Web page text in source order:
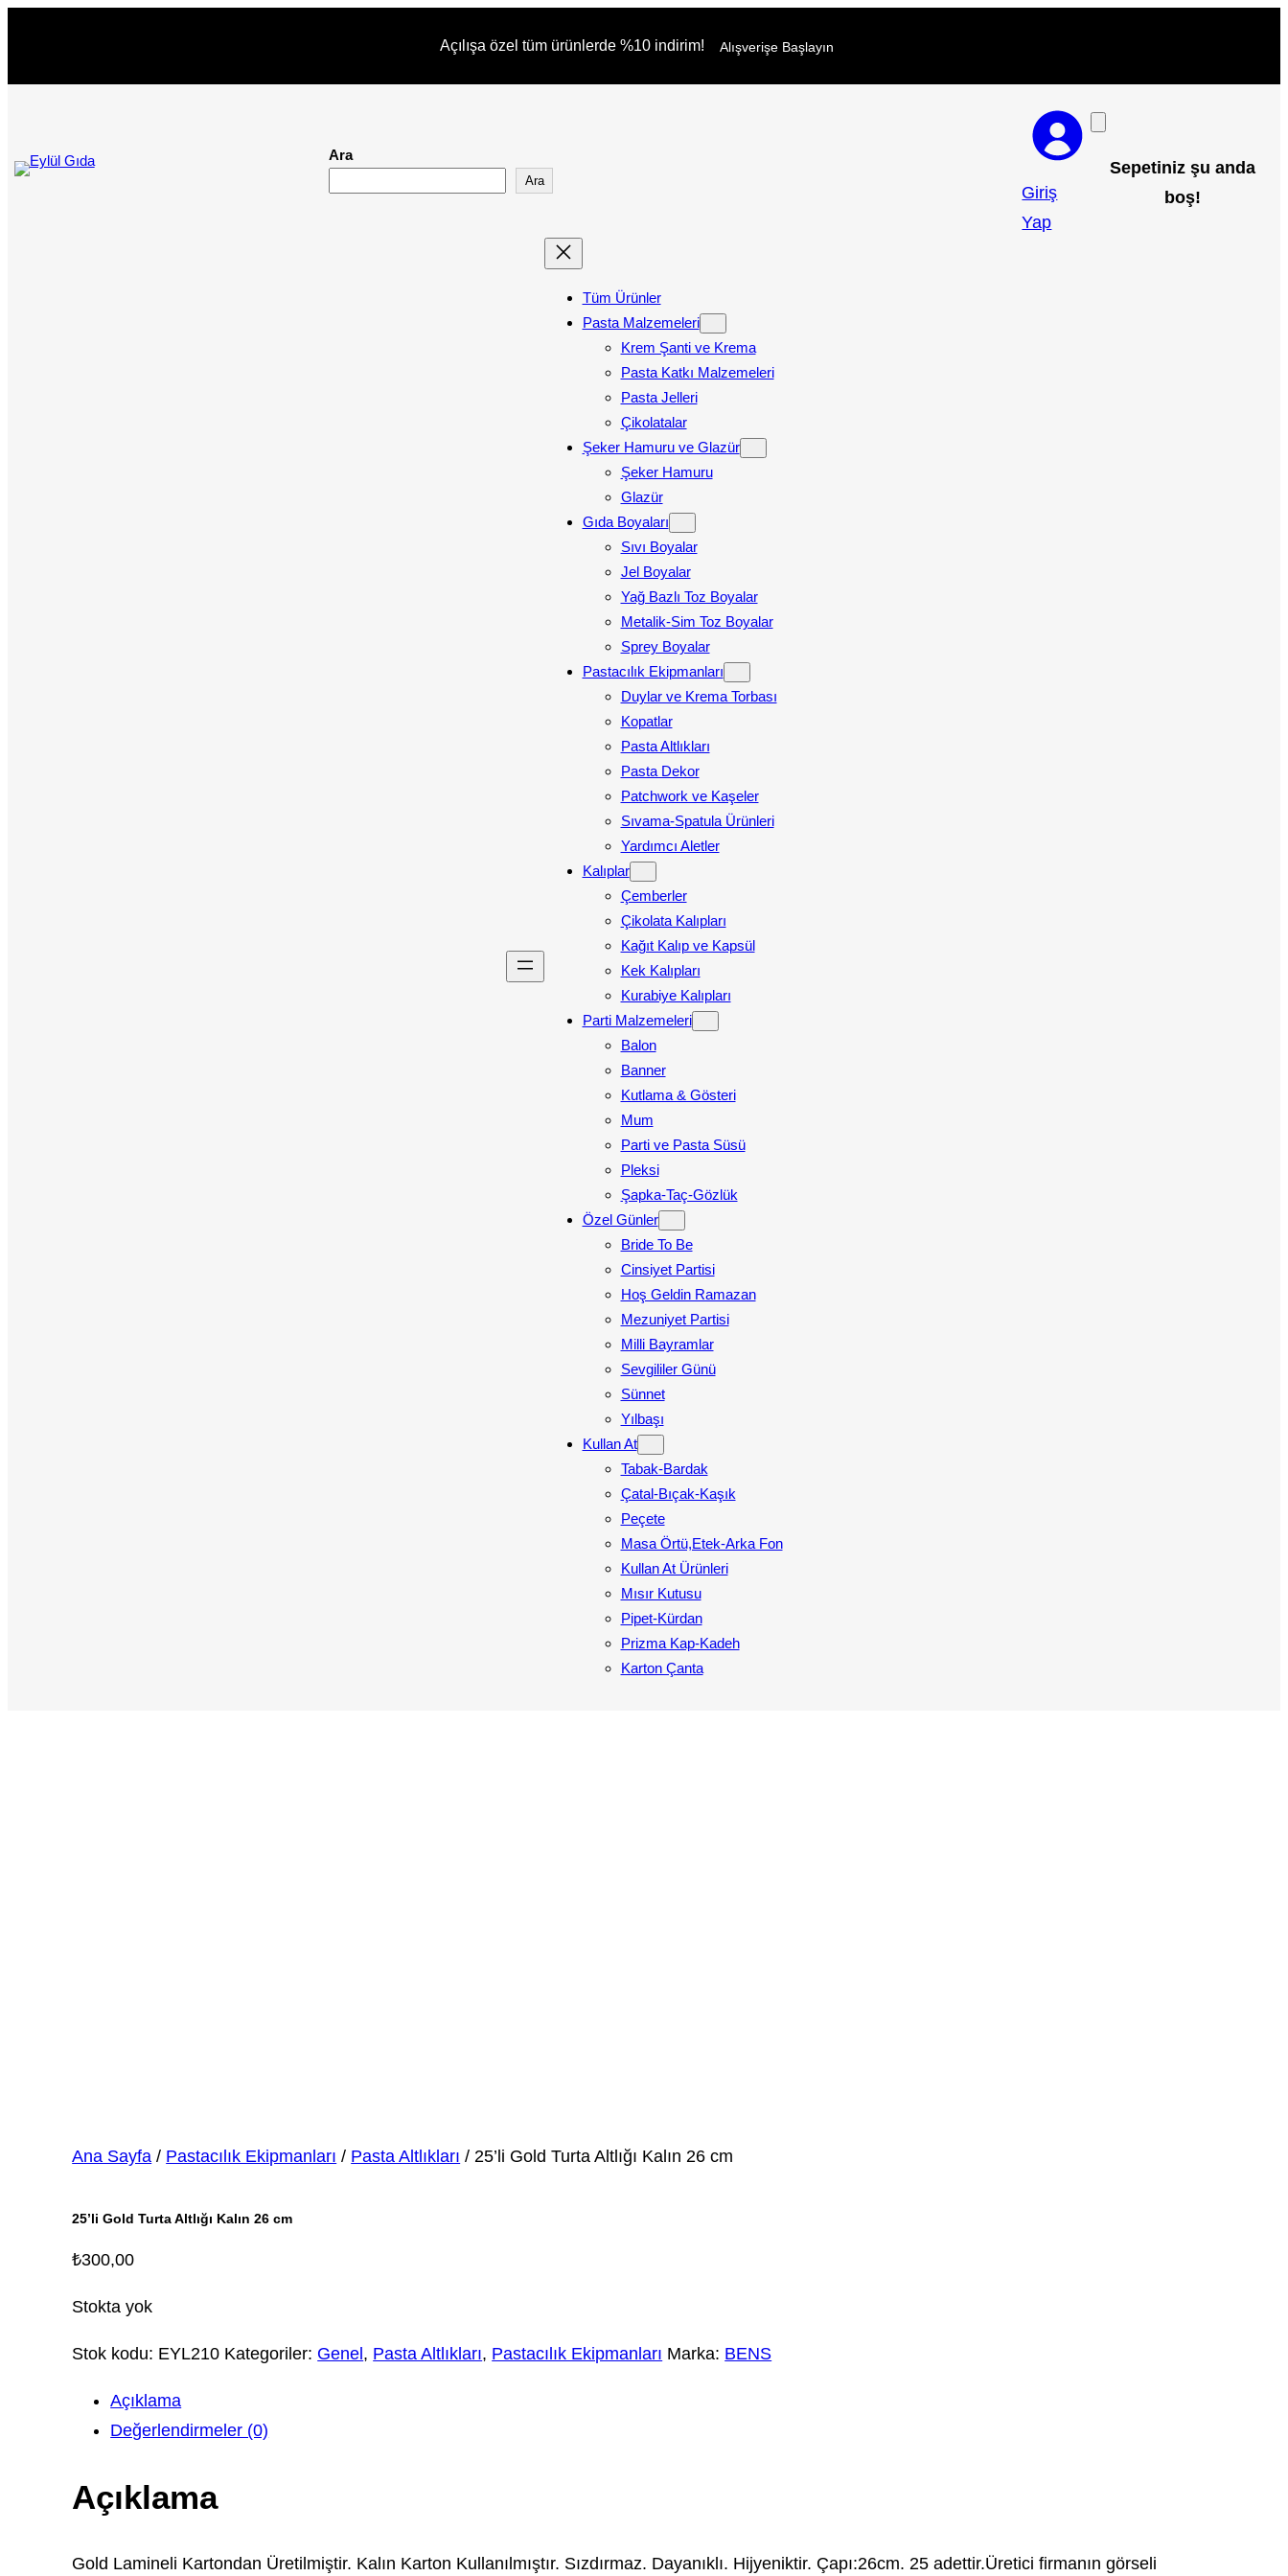
Açılışa özel tüm ürünlerde %10 indirim! Alışverişe Başlayın
Ara
Ara
Giriş
Yap
Sepetiniz şu anda
boş!
Tüm Ürünler
Pasta Malzemeleri
Krem Şanti ve Krema
Pasta Katkı Malzemeleri
Pasta Jelleri
Çikolatalar
Şeker Hamuru ve Glazür
Şeker Hamuru
Glazür
Gıda Boyaları
Sıvı Boyalar
Jel Boyalar
Yağ Bazlı Toz Boyalar
Metalik-Sim Toz Boyalar
Sprey Boyalar
Pastacılık Ekipmanları
Duylar ve Krema Torbası
Kopatlar
Pasta Altlıkları
Pasta Dekor
Patchwork ve Kaşeler
Sıvama-Spatula Ürünleri
Yardımcı Aletler
Kalıplar
Çemberler
Çikolata Kalıpları
Kağıt Kalıp ve Kapsül
Kek Kalıpları
Kurabiye Kalıpları
Parti Malzemeleri
Balon
Banner
Kutlama & Gösteri
Mum
Parti ve Pasta Süsü
Pleksi
Şapka-Taç-Gözlük
Özel Günler
Bride To Be
Cinsiyet Partisi
Hoş Geldin Ramazan
Mezuniyet Partisi
Milli Bayramlar
Sevgililer Günü
Sünnet
Yılbaşı
Kullan At
Tabak-Bardak
Çatal-Bıçak-Kaşık
Peçete
Masa Örtü,Etek-Arka Fon
Kullan At Ürünleri
Mısır Kutusu
Pipet-Kürdan
Prizma Kap-Kadeh
Karton Çanta
Ana Sayfa / Pastacılık Ekipmanları / Pasta Altlıkları / 25’li Gold Turta Altlığı Kalın 26 cm
25’li Gold Turta Altlığı Kalın 26 cm
₺300,00
Stokta yok
Stok kodu: EYL210 Kategoriler: Genel, Pasta Altlıkları, Pastacılık Ekipmanları Marka: BENS
Açıklama
Değerlendirmeler (0)
Açıklama
Gold Lamineli Kartondan Üretilmiştir. Kalın Karton Kullanılmıştır. Sızdırmaz. Dayanıklı. Hijyeniktir. Çapı:26cm. 25 adettir.Üretici firmanın görseli